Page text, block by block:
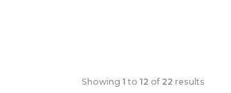
Showing 1 to 12 of 22 results